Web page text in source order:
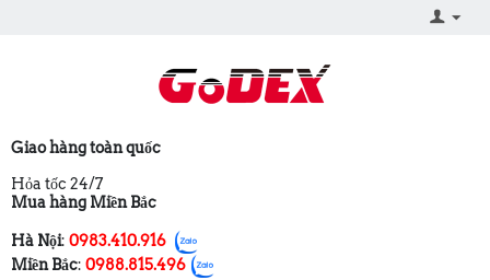
Giao hàng toàn quốc
Hỏa tốc 24/7
Mua hàng Miền Bắc
Hà Nội: 0983.410.916
Miền Bắc: 0988.815.496